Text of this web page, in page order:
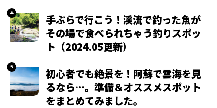
手ぶらで行こう！渓流で釣った魚が
その場で食べられちゃう釣りスポッ
ト（2024.05更新）
初心者でも絶景を！阿蘇で雲海を見
るなら…。準備＆オススメスポット
をまとめてみました。